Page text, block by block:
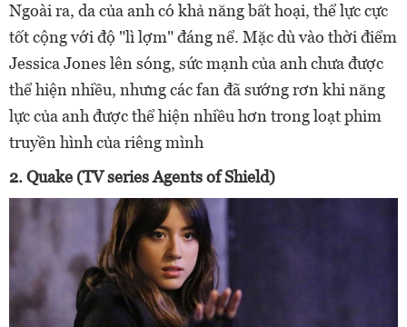
Ngoài ra, da của anh có khả năng bất hoại, thể lực cực
tốt cộng với độ "lì lợm" đáng nể. Mặc dù vào thời điểm
Jessica Jones lên sóng, sức mạnh của anh chưa được
thể hiện nhiều, nhưng các fan đã sướng rơn khi năng
lực của anh được thể hiện nhiều hơn trong loạt phim
truyền hình của riêng mình
2. Quake (TV series Agents of Shield)